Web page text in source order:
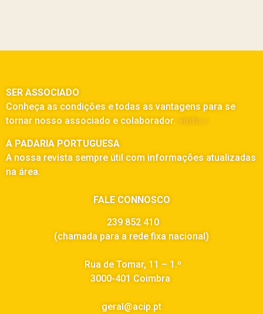
SER ASSOCIADO
Conheça as condições e todas as vantagens para se
tornar nosso associado e colaborador. +info »
A PADARIA PORTUGUESA
A nossa revista sempre útil com informações atualizadas
na área.
FALE CONNOSCO
239 852 410
(chamada para a rede fixa nacional)
Rua de Tomar, 11 – 1.º
3000-401 Coimbra
geral@acip.pt